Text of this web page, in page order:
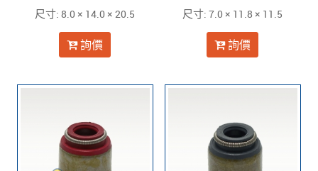
尺寸: 8.0 × 14.0 × 20.5
詢價
尺寸: 7.0 × 11.8 × 11.5
詢價